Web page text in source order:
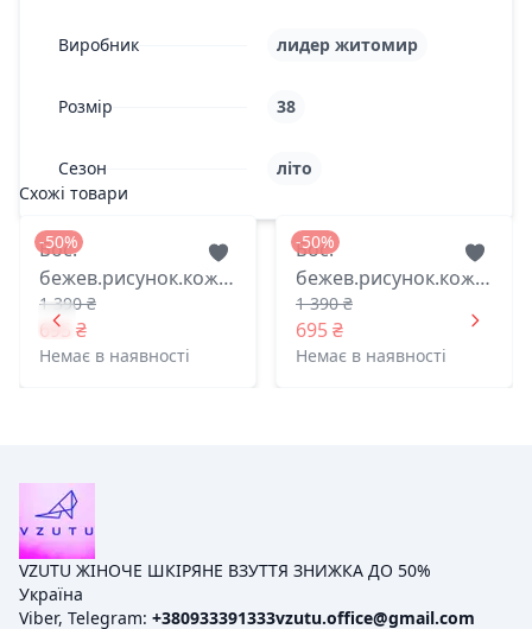
Виробник лидер житомир
Розмір 38
Сезон
літо
Схожі товари
-50%
Бос.
бежев.рисунок.кожа
2002 лидер житомир
39(р)
1 390 ₴
695 ₴
Немає в наявності
-50%
Бос.
бежев.рисунок.кожа
2002 лидер житомир
37(р)
1 390 ₴
695 ₴
Немає в наявності
VZUTU ЖІНОЧЕ ШКІРЯНЕ ВЗУТТЯ ЗНИЖКА ДО 50%
Україна
Viber, Telegram: +380933391333vzutu.office@gmail.com